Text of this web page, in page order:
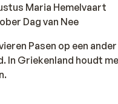
Maria Hemelvaart
Dag van Nee
Pasen op een
In Griekenland houdt